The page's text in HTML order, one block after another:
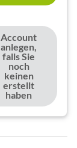
Account
anlegen,
falls Sie
noch
keinen
erstellt
haben